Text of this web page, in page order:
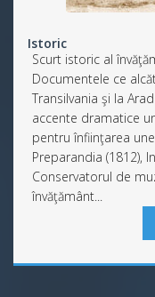
Istoric
Scurt istoric al
Documentele ce
Transilvania şi la
accente dramatice
pentru înfiinţarea
Preparandia (1812),
Conservatorul de
învăţământ...